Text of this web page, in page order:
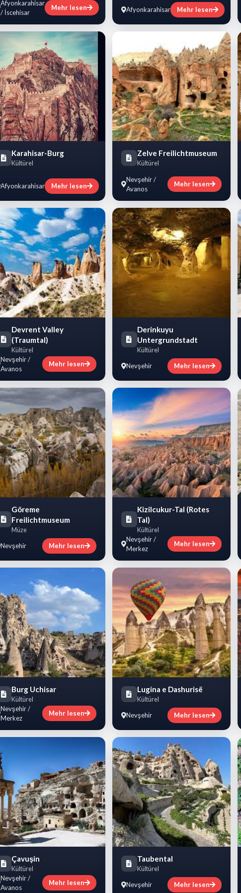
Afyonkarahisar
/ İscehisar
Mehr lesen Afyonkarahisar Mehr lesen
Karahisar-Burg
Kültürel
Afyonkarahisar Mehr lesen
Zelve Freilichtmuseum
Kültürel
Nevşehir /
Avanos
Mehr lesen
Devrent Valley
(Traumtal)
Kültürel
Nevşehir /
Avanos
Mehr lesen
Derinkuyu
Untergrundstadt
Kültürel
Nevşehir
Mehr lesen
Göreme
Freilichtmuseum
Müze
Nevşehir
Mehr lesen
Kizilcukur-Tal (Rotes
Tal)
Kültürel
Nevşehir /
Merkez
Mehr lesen
Burg Uchisar
Kültürel
Nevşehir /
Merkez
Mehr lesen
Lugina e Dashurisë
Kültürel
Nevşehir
Mehr lesen
Çavuşin
Kültürel
Nevşehir /
Avanos
Mehr lesen
Taubental
Kültürel
Nevşehir
Mehr lesen